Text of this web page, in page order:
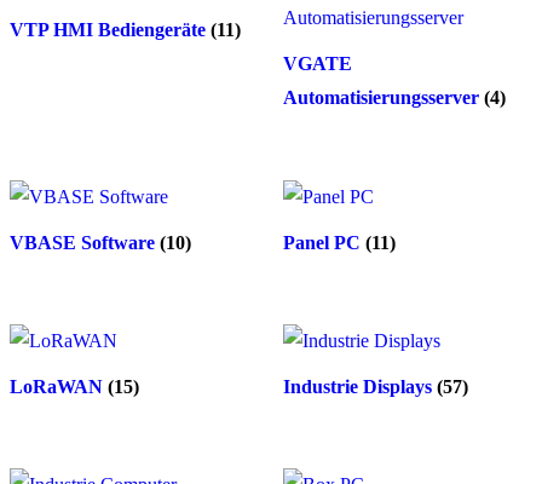
VTP HMI Bediengeräte (11)
VGATE
Automatisierungsserver (4)
VBASE Software (10) Panel PC (11)
LoRaWAN (15) Industrie Displays (57)